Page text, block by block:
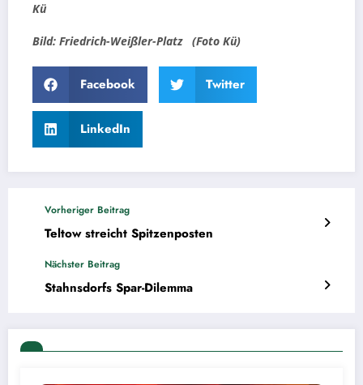
Kü
Bild: Friedrich-Weißler-Platz (Foto Kü)
Facebook Twitter
LinkedIn
Vorheriger Beitrag
Teltow streicht Spitzenposten
Nächster Beitrag
Stahnsdorfs Spar-Dilemma